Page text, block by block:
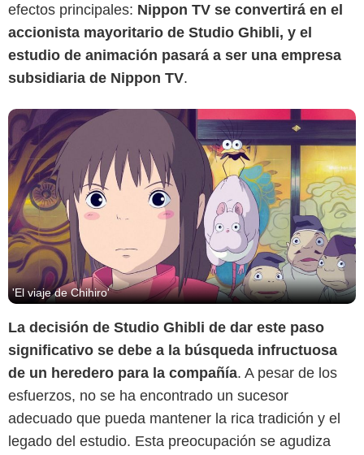
efectos principales: Nippon TV se convertirá en el
accionista mayoritario de Studio Ghibli, y el
estudio de animación pasará a ser una empresa
subsidiaria de Nippon TV.
'El viaje de Chihiro'
La decisión de Studio Ghibli de dar este paso
significativo se debe a la búsqueda infructuosa
de un heredero para la compañía. A pesar de los
esfuerzos, no se ha encontrado un sucesor
adecuado que pueda mantener la rica tradición y el
legado del estudio. Esta preocupación se agudiza